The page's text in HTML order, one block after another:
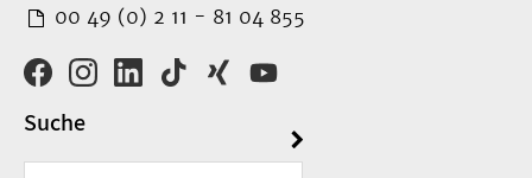
00 49 (0) 2 11 - 81 04 855
Suche